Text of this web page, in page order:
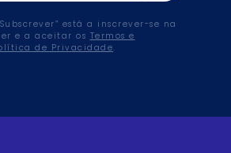
está a inscrever-se na
e a aceitar os Termos e
de Privacidade.